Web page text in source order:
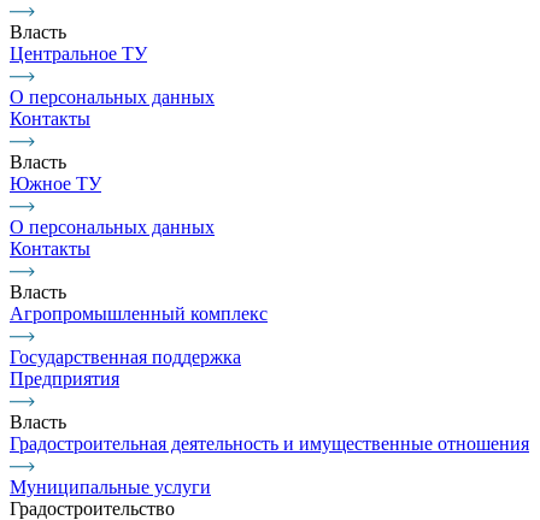
Власть
Центральное ТУ
О персональных данных
Контакты
Власть
Южное ТУ
О персональных данных
Контакты
Власть
Агропромышленный комплекс
Государственная поддержка
Предприятия
Власть
Градостроительная деятельность и имущественные отношения
Муниципальные услуги
Градостроительство